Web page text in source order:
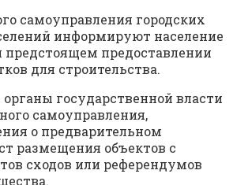
самоуправления городских
информируют население
предоставлении
для строительства.
государственной власти
самоуправления,
о предварительном
размещения объектов с
сходов или референдумов